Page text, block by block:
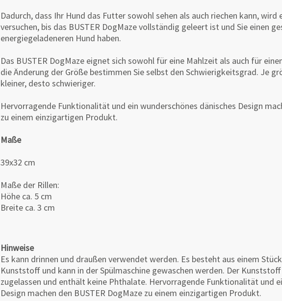
Dadurch, dass Ihr Hund das Futter sowohl sehen als auch riechen kann,
versuchen, bis das BUSTER DogMaze vollständig geleert ist und Sie einen
energiegeladeneren Hund haben.
Das BUSTER DogMaze eignet sich sowohl für eine Mahlzeit als auch für
die Änderung der Größe bestimmen Sie selbst den Schwierigkeitsgrad. Je
kleiner, desto schwieriger.
Hervorragende Funktionalität und ein wunderschönes dänisches Design
zu einem einzigartigen Produkt.
Maße
39x32 cm
Maße der Rillen:
Höhe ca. 5 cm
Breite ca. 3 cm
Hinweise
Es kann drinnen und draußen verwendet werden. Es besteht aus einem
Kunststoff und kann in der Spülmaschine gewaschen werden. Der
zugelassen und enthält keine Phthalate. Hervorragende Funktionalität und
Design machen den BUSTER DogMaze zu einem einzigartigen Produkt.